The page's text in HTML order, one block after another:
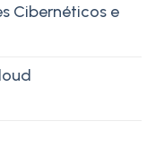
Cibernéticos e